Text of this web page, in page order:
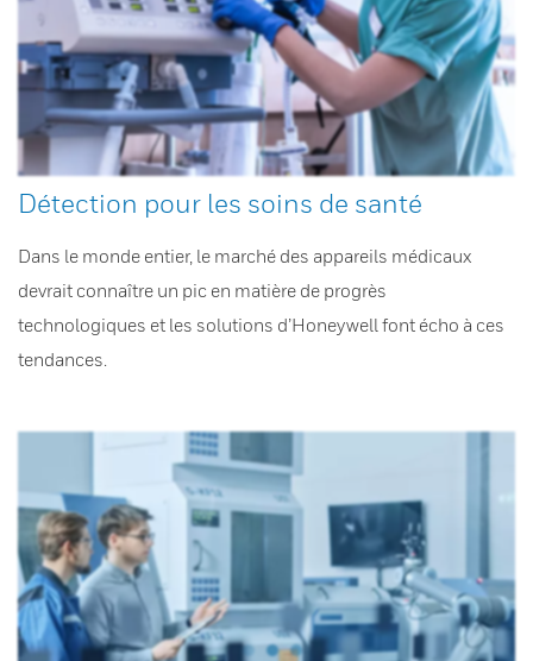
Détection pour les soins de santé
Dans le monde entier, le marché des appareils médicaux
devrait connaître un pic en matière de progrès
technologiques et les solutions d’Honeywell font écho à ces
tendances.